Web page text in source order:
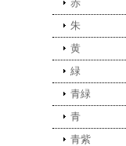
赤
朱
黄
緑
青緑
青
青紫